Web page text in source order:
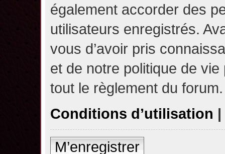
également accorder des
utilisateurs enregistrés.
vous d’avoir pris
et de notre politique de
tout le règlement du forum.
Conditions d’utilisation |
M’enregistrer